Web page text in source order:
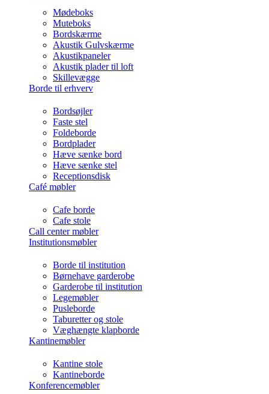
Mødeboks
Muteboks
Bordskærme
Akustik Gulvskærme
Akustikpaneler
Akustik plader til loft
Skillevægge
Borde til erhverv
Bordsøjler
Faste stel
Foldeborde
Bordplader
Hæve sænke bord
Hæve sænke stel
Receptionsdisk
Café møbler
Cafe borde
Cafe stole
Call center møbler
Institutionsmøbler
Borde til institution
Børnehave garderobe
Garderobe til institution
Legemøbler
Pusleborde
Taburetter og stole
Væghængte klapborde
Kantinemøbler
Kantine stole
Kantineborde
Konferencemøbler